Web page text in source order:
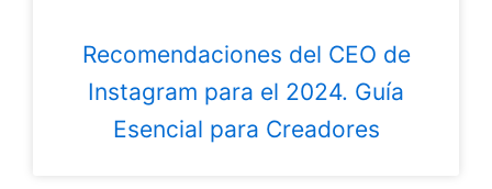
Recomendaciones del CEO de
Instagram para el 2024. Guía
Esencial para Creadores